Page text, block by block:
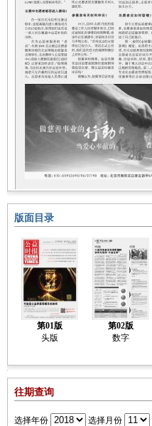
版面目录
第01版
头版
第02版
数字
往期查询
选择年份 选择月份